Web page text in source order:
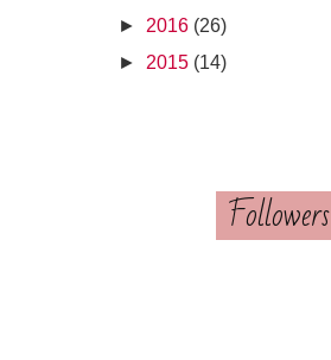
► 2016 (26)
► 2015 (14)
Followers